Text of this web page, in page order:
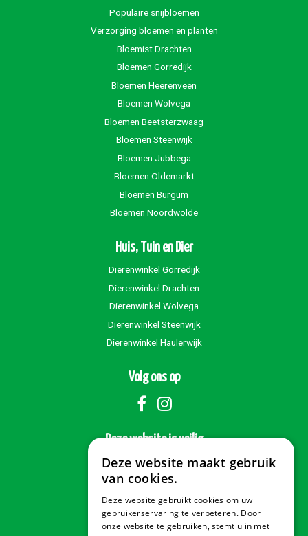
Populaire snijbloemen
Verzorging bloemen en planten
Bloemist Drachten
Bloemen Gorredijk
Bloemen Heerenveen
Bloemen Wolvega
Bloemen Beetsterzwaag
Bloemen Steenwijk
Bloemen Jubbega
Bloemen Oldemarkt
Bloemen Burgum
Bloemen Noordwolde
Huis, Tuin en Dier
Dierenwinkel Gorredijk
Dierenwinkel Drachten
Dierenwinkel Wolvega
Dierenwinkel Steenwijk
Dierenwinkel Haulerwijk
Volg ons op
Deze website is veilig
Veilig betalen
Deze website maakt gebruik
van cookies.
Deze website gebruikt cookies om uw
gebruikerservaring te verbeteren. Door
onze website te gebruiken, stemt u in met